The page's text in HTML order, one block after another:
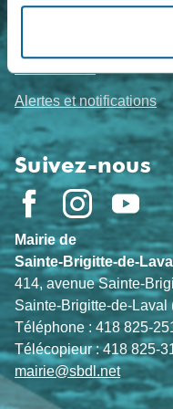
Alertes et notifications
Suivez-nous
Mairie de
Sainte-Brigitte-de-Laval
414, avenue Sainte-
Sainte-Brigitte-de-Laval
Téléphone : 418 825-
Télécopieur : 418 825-
mairie@sbdl.net